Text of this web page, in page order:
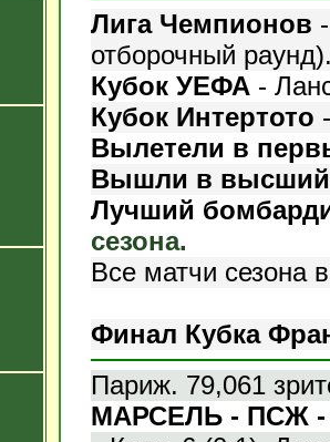
Лига Чемпионов
отборочный
Кубок УЕФА-
Кубок Интертото
Вылетели в
Вышли в высший
Лучший
сезона.
Все матчи сезона
Финал Кубка
Париж. 79,061
МАРСЕЛЬ - ПСЖ -